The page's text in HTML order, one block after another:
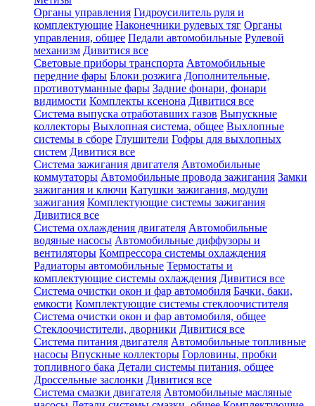
Органы управления Гидроусилитель руля и
комплектующие Наконечники рулевых тяг Органы
управления, общее Педали автомобильные Рулевой
механизм Дивитися все
Световые приборы транспорта Автомобильные
передние фары Блоки розжига Дополнительные,
противотуманные фары Задние фонари, фонари
видимости Комплекты ксенона Дивитися все
Система выпуска отработавших газов Выпускные
коллекторы Выхлопная система, общее Выхлопные
системы в сборе Глушители Гофры для выхлопных
систем Дивитися все
Система зажигания двигателя Автомобильные
коммутаторы Автомобильные провода зажигания Замки
зажигания и ключи Катушки зажигания, модули
зажигания Комплектующие системы зажигания
Дивитися все
Система охлаждения двигателя Автомобильные
водяные насосы Автомобильные диффузоры и
вентиляторы Компрессора системы охлаждения
Радиаторы автомобильные Термостаты и
комплектующие системы охлаждения Дивитися все
Система очистки окон и фар автомобиля Бачки, баки,
емкости Комплектующие системы стеклоочистителя
Система очистки окон и фар автомобиля, общее
Стеклоочистители, дворники Дивитися все
Система питания двигателя Автомобильные топливные
насосы Впускные коллекторы Горловины, пробки
топливного бака Детали системы питания, общее
Дроссельные заслонки Дивитися все
Система смазки двигателя Автомобильные масляные